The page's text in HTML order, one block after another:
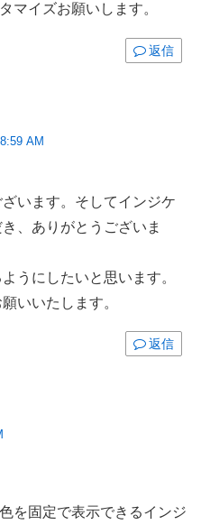
マイズお願いします。
返信
AM
います。そしてインジケ
、ありがとうございま
うにしたいと思います。
いいたします。
返信
を固定で表示できるインジ